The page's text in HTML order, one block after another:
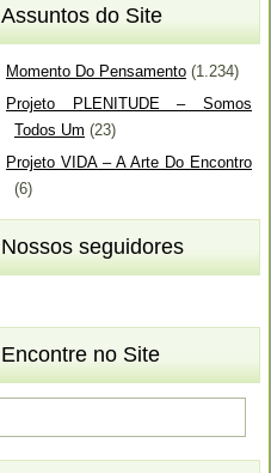
Assuntos do Site
Momento Do Pensamento (1.234)
Projeto PLENITUDE – Somos
Todos Um (23)
Projeto VIDA – A Arte Do Encontro
(6)
Nossos seguidores
Encontre no Site